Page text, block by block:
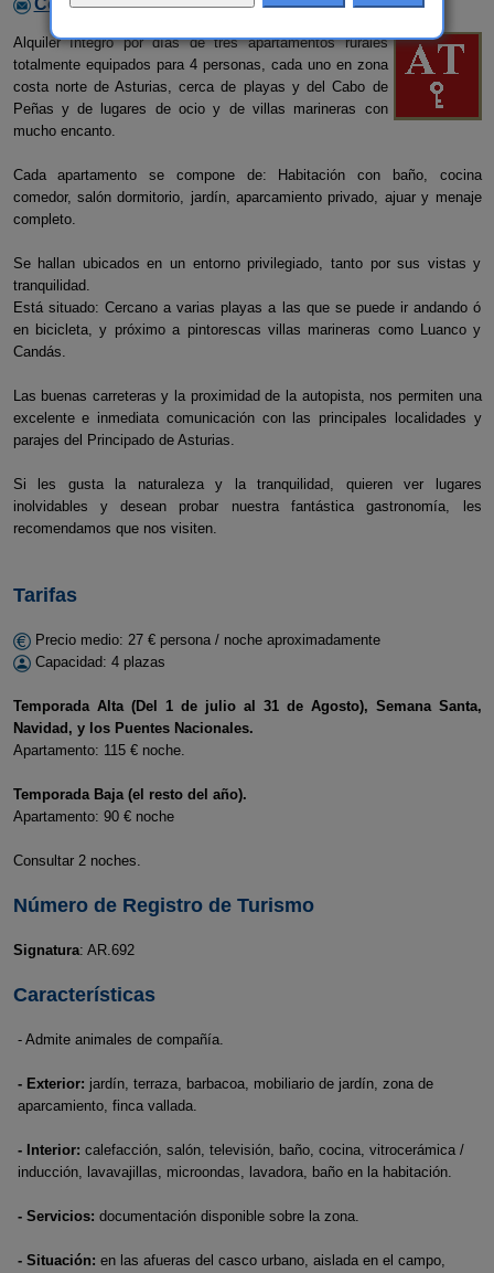
Contactar con el alojamiento
Alquiler íntegro por días de tres apartamentos rurales
totalmente equipados para 4 personas, cada uno en zona
costa norte de Asturias, cerca de playas y del Cabo de
Peñas y de lugares de ocio y de villas marineras con
mucho encanto.
Cada apartamento se compone de: Habitación con baño, cocina
comedor, salón dormitorio, jardín, aparcamiento privado, ajuar y menaje
completo.
Se hallan ubicados en un entorno privilegiado, tanto por sus vistas y
tranquilidad.
Está situado: Cercano a varias playas a las que se puede ir andando ó
en bicicleta, y próximo a pintorescas villas marineras como Luanco y
Candás.
Las buenas carreteras y la proximidad de la autopista, nos permiten una
excelente e inmediata comunicación con las principales localidades y
parajes del Principado de Asturias.
Si les gusta la naturaleza y la tranquilidad, quieren ver lugares
inolvidables y desean probar nuestra fantástica gastronomía, les
recomendamos que nos visiten.
Tarifas
Precio medio: 27 € persona / noche aproximadamente
Capacidad: 4 plazas
Temporada Alta (Del 1 de julio al 31 de Agosto), Semana Santa,
Navidad, y los Puentes Nacionales.
Apartamento: 115 € noche.
Temporada Baja (el resto del año).
Apartamento: 90 € noche
Consultar 2 noches.
Número de Registro de Turismo
Signatura: AR.692
Características
- Admite animales de compañía.
- Exterior: jardín, terraza, barbacoa, mobiliario de jardín, zona de
aparcamiento, finca vallada.
- Interior: calefacción, salón, televisión, baño, cocina, vitrocerámica /
inducción, lavavajillas, microondas, lavadora, baño en la habitación.
- Servicios: documentación disponible sobre la zona.
- Situación: en las afueras del casco urbano, aislada en el campo,